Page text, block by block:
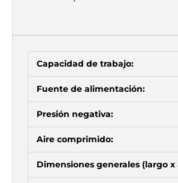
Capacidad de trabajo:
Fuente de alimentación:
Presión negativa:
Aire comprimido:
Dimensiones generales (largo